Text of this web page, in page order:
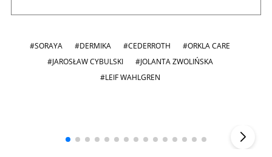
#SORAYA #DERMIKA #CEDERROTH
#ORKLA CARE
#JAROSŁAW CYBULSKI
#JOLANTA ZWOLIŃSKA
#LEIF WAHLGREN